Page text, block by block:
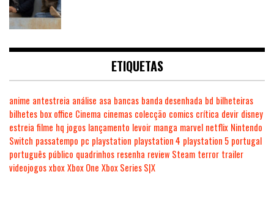
ETIQUETAS
anime antestreia análise asa bancas banda desenhada bd bilheteiras
bilhetes box office Cinema cinemas colecção comics crítica devir disney
estreia filme hq jogos lançamento levoir manga marvel netflix Nintendo
Switch passatempo pc playstation playstation 4 playstation 5 portugal
português público quadrinhos resenha review Steam terror trailer
videojogosxboxXbox One Xbox Series S|X